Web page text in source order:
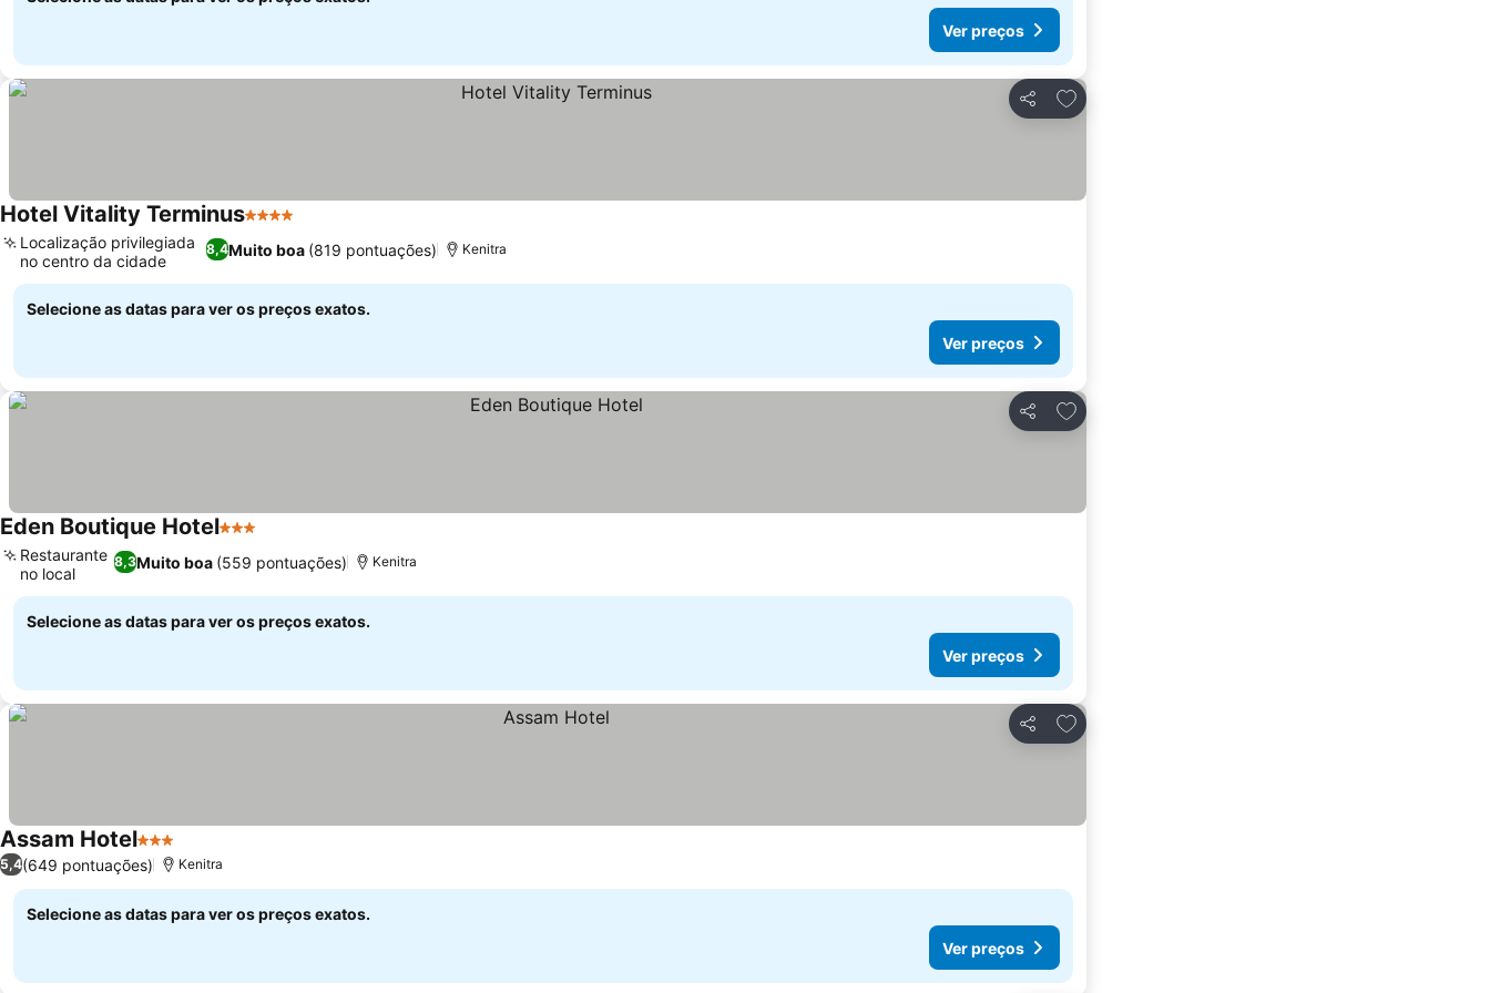
Ver preços
Partilhar
Adicionar aos favoritos
Hotel Vitality Terminus4 Estrelas
8,4Muito boa (819 pontuações)
Localização privilegiada
no centro da cidade
Kenitra
Selecione as datas para ver os preços exatos.
Ver preços
Partilhar
Adicionar aos favoritos
Eden Boutique Hotel3 Estrelas
8,3Muito boa (559 pontuações)
Restaurante
no local
Kenitra
Selecione as datas para ver os preços exatos.
Ver preços
Partilhar
Adicionar aos favoritos
Assam Hotel3 Estrelas
5,4(649 pontuações) Kenitra
Selecione as datas para ver os preços exatos.
Ver preços